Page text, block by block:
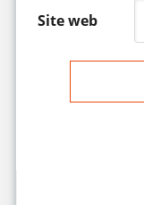
Site web